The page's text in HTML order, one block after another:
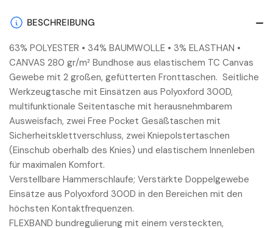
CARBON
CARBON
BESCHREIBUNG
63% POLYESTER • 34% BAUMWOLLE • 3% ELASTHAN •
CANVAS 280 gr/m² Bundhose aus elastischem TC Canvas
Gewebe mit 2 großen, gefütterten Fronttaschen. Seitliche
Werkzeugtasche mit Einsätzen aus Polyoxford 300D,
multifunktionale Seitentasche mit herausnehmbarem
Ausweisfach, zwei Free Pocket Gesäßtaschen mit
Sicherheitsklettverschluss, zwei Kniepolstertaschen
(Einschub oberhalb des Knies) und elastischem Innenleben
für maximalen Komfort.
Verstellbare Hammerschlaufe; Verstärkte Doppelgewebe
Einsätze aus Polyoxford 300D in den Bereichen mit den
höchsten Kontaktfrequenzen.
FLEXBAND bundregulierung mit einem versteckten,